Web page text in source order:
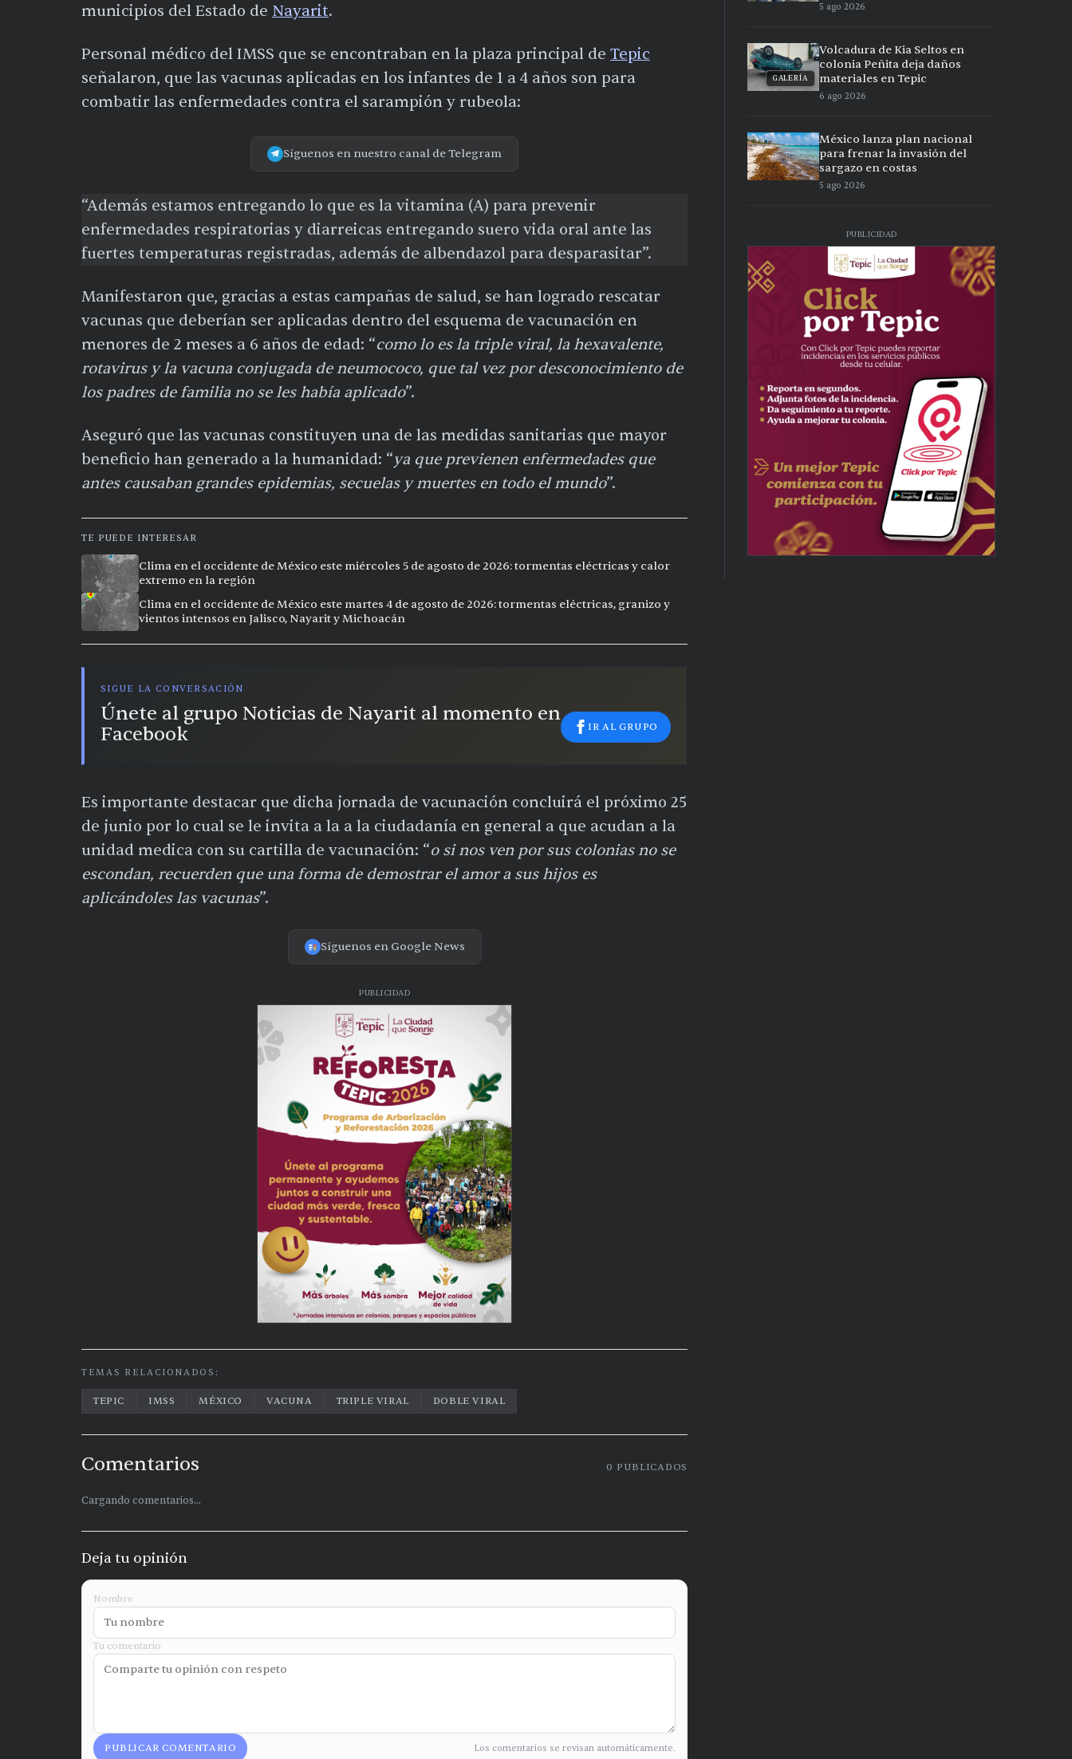
municipios del Estado de Nayarit.
Personal médico del IMSS que se encontraban en la plaza principal de Tepic
señalaron, que las vacunas aplicadas en los infantes de 1 a 4 años son para
combatir las enfermedades contra el sarampión y rubeola:
Síguenos en nuestro canal de Telegram
“Además estamos entregando lo que es la vitamina (A) para prevenir
enfermedades respiratorias y diarreicas entregando suero vida oral ante las
fuertes temperaturas registradas, además de albendazol para desparasitar”.
Manifestaron que, gracias a estas campañas de salud, se han logrado rescatar
vacunas que deberían ser aplicadas dentro del esquema de vacunación en
menores de 2 meses a 6 años de edad: “como lo es la triple viral, la hexavalente,
rotavirus y la vacuna conjugada de neumococo, que tal vez por desconocimiento de
los padres de familia no se les había aplicado”.
Aseguró que las vacunas constituyen una de las medidas sanitarias que mayor
beneficio han generado a la humanidad: “ya que previenen enfermedades que
antes causaban grandes epidemias, secuelas y muertes en todo el mundo”.
TE PUEDE INTERESAR
Clima en el occidente de México este miércoles 5 de agosto de 2026: tormentas eléctricas y calor
extremo en la región
Clima en el occidente de México este martes 4 de agosto de 2026: tormentas eléctricas, granizo y
vientos intensos en Jalisco, Nayarit y Michoacán
SIGUE LA CONVERSACIÓN
Únete al grupo Noticias de Nayarit al momento en
Facebook
IR AL GRUPO
Es importante destacar que dicha jornada de vacunación concluirá el próximo 25
de junio por lo cual se le invita a la a la ciudadanía en general a que acudan a la
unidad medica con su cartilla de vacunación: “o si nos ven por sus colonias no se
escondan, recuerden que una forma de demostrar el amor a sus hijos es
aplicándoles las vacunas”.
Síguenos en Google News
PUBLICIDAD
TEMAS RELACIONADOS:
TEPIC IMSS MÉXICO VACUNA TRIPLE VIRAL DOBLE VIRAL
Comentarios 0 PUBLICADOS
Cargando comentarios...
Deja tu opinión
Nombre
Tu comentario
PUBLICAR COMENTARIO Los comentarios se revisan automáticamente.
5 ago 2026
GALERÍA
Volcadura de Kia Seltos en
colonia Peñita deja daños
materiales en Tepic
6 ago 2026
México lanza plan nacional
para frenar la invasión del
sargazo en costas
5 ago 2026
PUBLICIDAD